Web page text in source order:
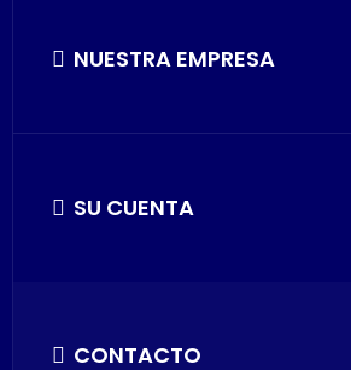
NUESTRA EMPRESA
SU CUENTA
CONTACTO